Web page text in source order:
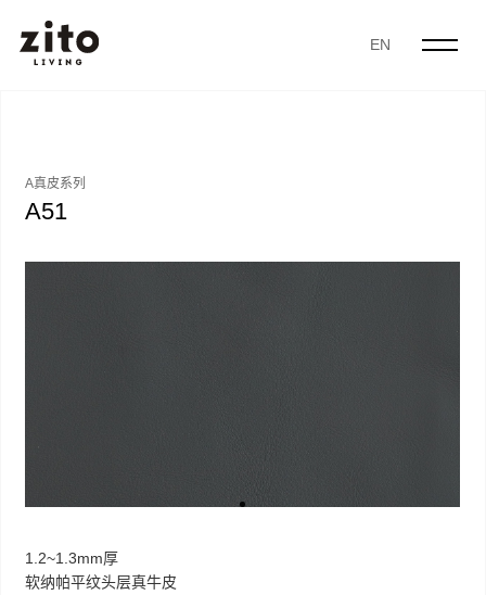
EN
A真皮系列
A51
1.2~1.3mm厚
软纳帕平纹头层真牛皮